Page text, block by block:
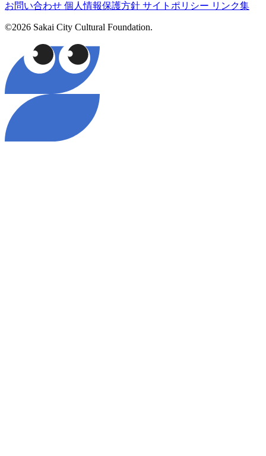
お問い合わせ 個人情報保護方針 サイトポリシー リンク集
©2026 Sakai City Cultural Foundation.